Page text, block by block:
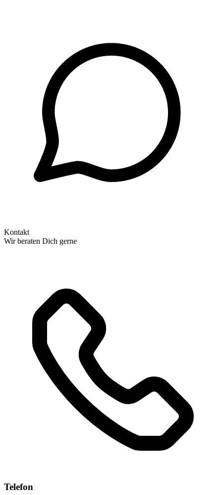
Kontakt
Wir beraten Dich gerne
Telefon